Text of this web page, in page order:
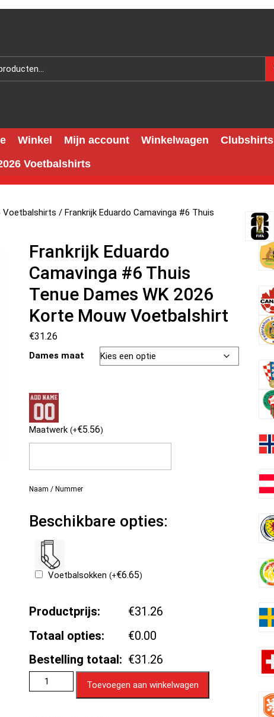
Winkel Mijn account Winkelwagen Clubshirts
Voetbalshirts
Voetbalshirts / Frankrijk Eduardo Camavinga #6 Thuis
Frankrijk Eduardo
Camavinga #6 Thuis
Tenue Dames WK 2026
Korte Mouw Voetbalshirt
€31.26
Dames maat
Maatwerk (+€5.56)
Naam / Nummer
Beschikbare opties:
Voetbalsokken (+€6.65)
Productprijs:
€31.26
Totaal opties:
€0.00
Bestelling totaal: €31.26
Toevoegen aan winkelwagen